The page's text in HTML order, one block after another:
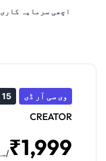
اچھی سرمایہ کاری آپ کو 10 گنا زیادہ
وی سی آر ڈی 15 مفت مقدمے کی سماعت
CREATOR
₹1,999
/